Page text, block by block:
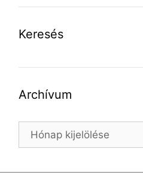
Keresés
Archívum
Archívum